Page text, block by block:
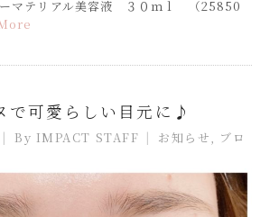
マテリアル美容液 ３０ｍｌ （25850
で可愛らしい目元に♪
By IMPACT STAFF お知らせ
ブロ